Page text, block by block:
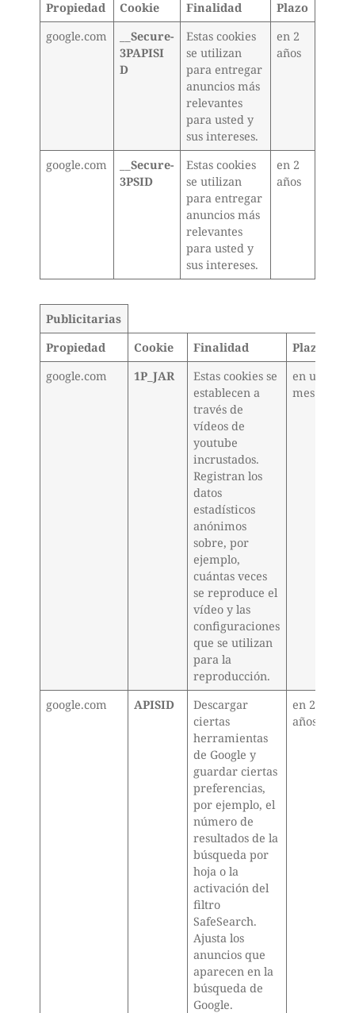
Propiedad Cookie Finalidad
Plazo
google.com
__Secure-
3PAPISI
D
Estas cookies
se utilizan
para entregar
anuncios más
relevantes
para usted y
sus intereses.
en 2
años
google.com
__Secure-
3PSID
Estas cookies
se utilizan
para entregar
anuncios más
relevantes
para usted y
sus intereses.
en 2
años
Publicitarias
Propiedad
Cookie Finalidad
Plazo
google.com
1P_JAR
Estas cookies se
establecen a
través de
vídeos de
youtube
incrustados.
Registran los
datos
estadísticos
anónimos
sobre, por
ejemplo,
cuántas veces
se reproduce el
vídeo y las
configuraciones
que se utilizan
para la
reproducción.
en un
mes
google.com APISID
Descargar
ciertas
herramientas
de Google y
guardar ciertas
preferencias,
por ejemplo, el
número de
resultados de la
búsqueda por
hoja o la
activación del
filtro
SafeSearch.
Ajusta los
anuncios que
aparecen en la
búsqueda de
Google.
en 2
años